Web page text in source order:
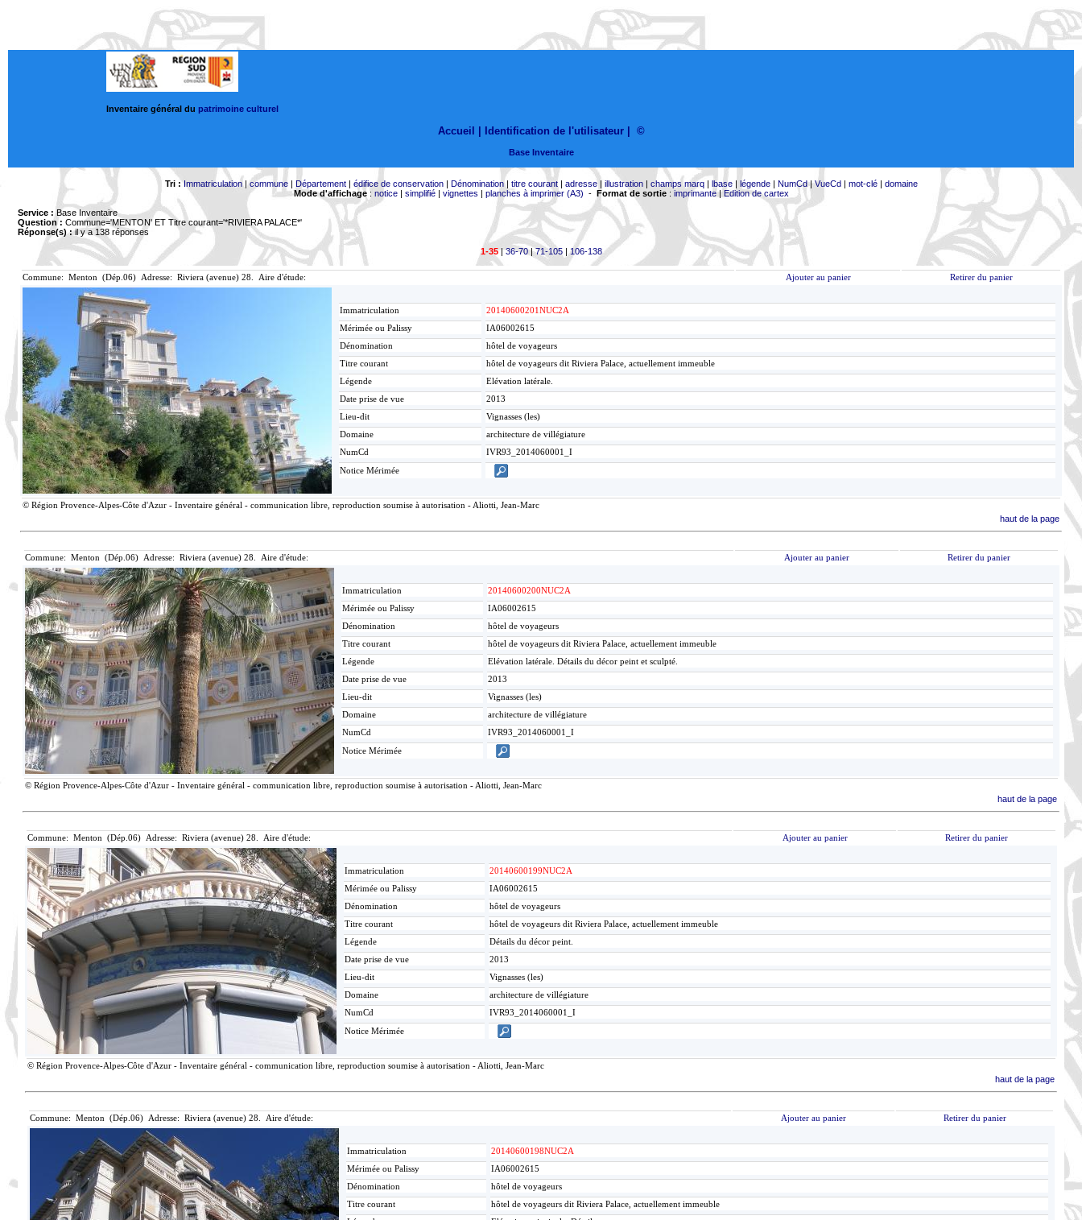
Inventaire général du patrimoine culturel
Accueil | Identification de l'utilisateur ©
Base Inventaire
Tri : Immatriculation|commune| Département| édifice de conservation| Dénomination| titre courant| adresse| illustration| champs marq| lbase| légende| NumCd|VueCd| mot-clé| domaine
Mode d'affichage: notice| simplifié| vignettes | planches à imprimer (A3) - Format de sortie: imprimante|Edition de cartex
Service : Base Inventaire
Question : Commune='MENTON' ET Titre courant='*RIVIERA PALACE*'
Réponse(s) :il y a 138 réponses
1-35|36-70|71-105| 106-138
Commune: Menton (Dép.06) Adresse: Riviera (avenue) 28. Aire d'étude: Ajouter au panier Retirer du panier
Immatriculation
20140600201NUC2A
Mérimée ou Palissy
IA06002615
Dénomination
hôtel de voyageurs
Titre courant
hôtel de voyageurs dit Riviera Palace, actuellement immeuble
Légende
Elévation latérale.
Date prise de vue
2013
Lieu-dit
Vignasses (les)
Domaine
architecture de villégiature
NumCd
IVR93_2014060001_I
Notice Mérimée
© Région Provence-Alpes-Côte d'Azur - Inventaire général - communication libre, reproduction soumise à autorisation - Aliotti, Jean-Marc
haut de la page
Commune: Menton (Dép.06) Adresse: Riviera (avenue) 28. Aire d'étude: Ajouter au panier Retirer du panier
Immatriculation
20140600200NUC2A
Mérimée ou Palissy
IA06002615
Dénomination
hôtel de voyageurs
Titre courant
hôtel de voyageurs dit Riviera Palace, actuellement immeuble
Légende
Elévation latérale. Détails du décor peint et sculpté.
Date prise de vue
2013
Lieu-dit
Vignasses (les)
Domaine
architecture de villégiature
NumCd
IVR93_2014060001_I
Notice Mérimée
© Région Provence-Alpes-Côte d'Azur - Inventaire général - communication libre, reproduction soumise à autorisation - Aliotti, Jean-Marc
haut de la page
Commune: Menton (Dép.06) Adresse: Riviera (avenue) 28. Aire d'étude: Ajouter au panier Retirer du panier
Immatriculation
20140600199NUC2A
Mérimée ou Palissy
IA06002615
Dénomination
hôtel de voyageurs
Titre courant
hôtel de voyageurs dit Riviera Palace, actuellement immeuble
Légende
Détails du décor peint.
Date prise de vue
2013
Lieu-dit
Vignasses (les)
Domaine
architecture de villégiature
NumCd
IVR93_2014060001_I
Notice Mérimée
© Région Provence-Alpes-Côte d'Azur - Inventaire général - communication libre, reproduction soumise à autorisation - Aliotti, Jean-Marc
haut de la page
Commune: Menton (Dép.06) Adresse: Riviera (avenue) 28. Aire d'étude: Ajouter au panier Retirer du panier
Immatriculation
20140600198NUC2A
Mérimée ou Palissy
IA06002615
Dénomination
hôtel de voyageurs
Titre courant
hôtel de voyageurs dit Riviera Palace, actuellement immeuble